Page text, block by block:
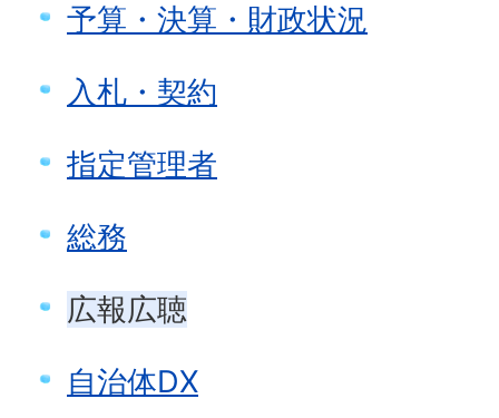
予算・決算・財政状況
入札・契約
指定管理者
総務
広報広聴
自治体DX